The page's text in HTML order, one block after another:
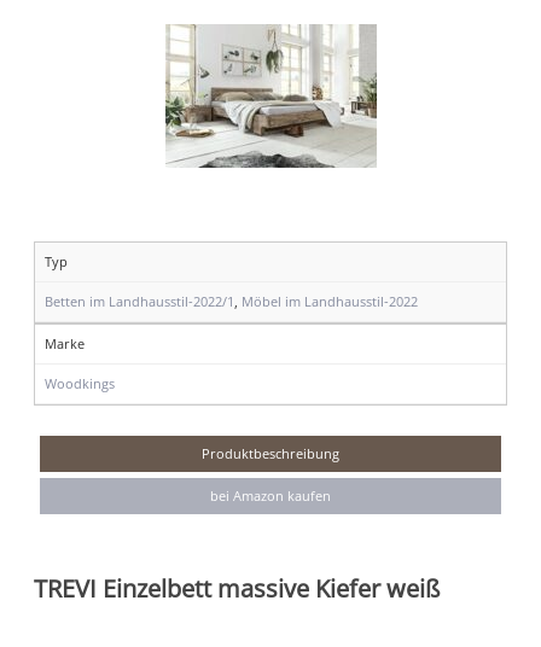
Typ
Betten im Landhausstil-2022/1 Möbel im Landhausstil-2022
Marke
Woodkings
Produktbeschreibung
bei Amazon kaufen
TREVI Einzelbett massive Kiefer weiß